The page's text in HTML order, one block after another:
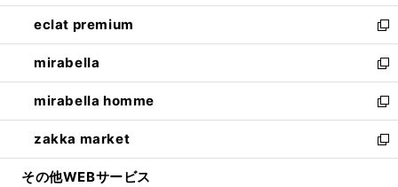
開
く
ウ
で
開
く
ン
ド
ウ
で
開
く
ウ
ィ
ン
ド
ウ
で
開
く
し
い
ウ
ィ
ン
ド
ウ
で
開
eclat premium
新
し
い
ウ
ィ
ン
ド
ウ
mirabella
新
し
い
ウ
ィ
ン
mirabella homme
新
し
い
ウ
zakka market
新
し
その他WEBサービス